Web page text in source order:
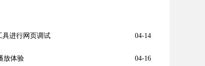
具进行网页调试 04-14
放体验 04-16